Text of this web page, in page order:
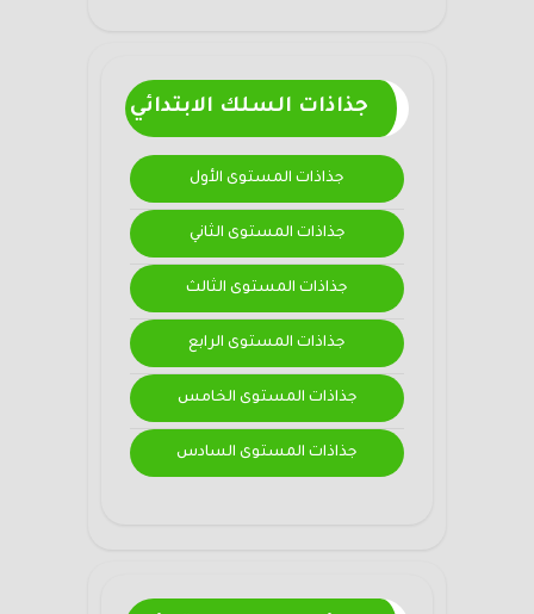
جذاذات السلك الابتدائي
جذاذات المستوى الأول
جذاذات المستوى الثاني
جذاذات المستوى الثالث
جذاذات المستوى الرابع
جذاذات المستوى الخامس
جذاذات المستوى السادس